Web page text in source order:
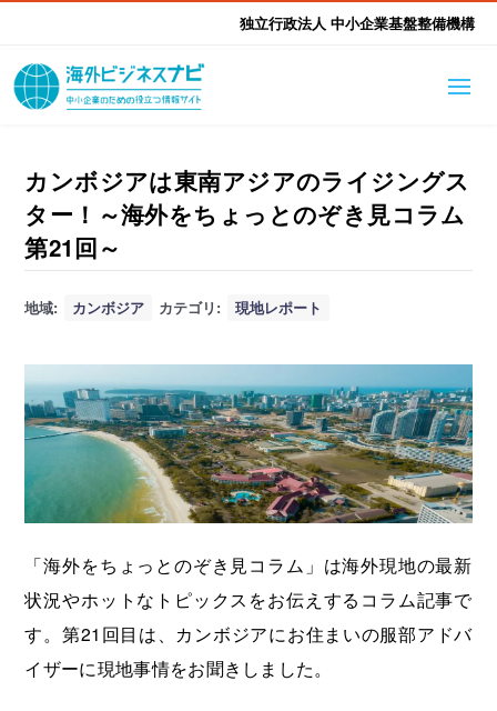
独立行政法人 中小企業基盤整備機構
海外ビジネスナビとは
はじめて海外
海外展開そもそも講座
海外出展 海外展示会ハン
ドブック
EUガイドブック
海外進出ノウハウ 現地レポート
進出・支援事例 調査レポート
アドバイザーリスト
本部・関東本部
東北本部 中部本部
北陸本部 近畿本部
中国本部 四国本部
九州本部 沖縄事務所
支援メニュー
海外展開アドバイス支援 支援機関相談
海外展開支援メニュー 関係機関のリンク集
カンボジアは東南アジアのライジングス
ター！～海外をちょっとのぞき見コラム
第21回～
地域: カンボジア カテゴリ: 現地レポート
「海外をちょっとのぞき見コラム」は海外現地の最新
状況やホットなトピックスをお伝えするコラム記事で
す。第21回目は、カンボジアにお住まいの服部アドバ
イザーに現地事情をお聞きしました。